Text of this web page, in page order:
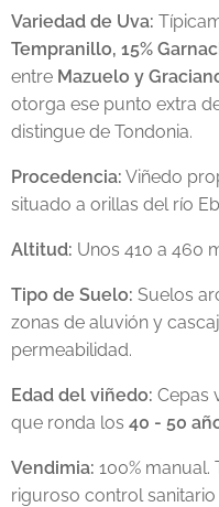
Variedad de Uva:
Tempranillo, 15%
entre Mazuelo y
otorga ese punto extra
distingue de Tondonia.
Procedencia: Viñedo
situado a orillas del río
Altitud: Unos 410 a 460
Tipo de Suelo: Suelos
zonas de aluvión y
permeabilidad.
Edad del viñedo: Cepas
que ronda los 40 - 50
Vendimia: 100%
riguroso control